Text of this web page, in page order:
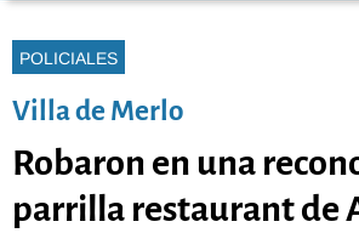
POLICIALES
Villa de Merlo
Robaron en una
parrilla restaurant de